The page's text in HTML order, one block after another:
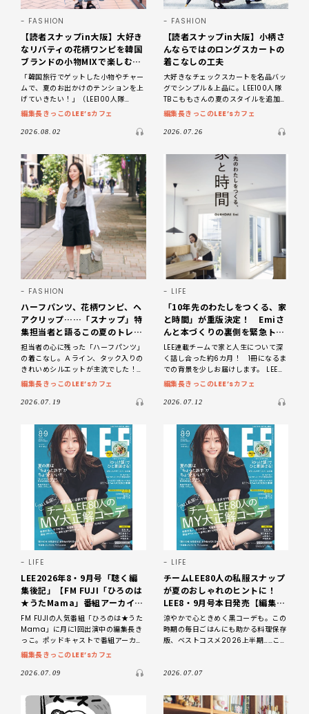
FASHION
【読者スナップin大阪】大好き
なリバティの花柄ワンピを韓国
ブランドの小物MIXで楽しむ
夏！
「韓国旅行でゲットした小物やチャー
ムで、夏のお出かけのテンションを上
げていきたい！」（LEE100人隊
No.047 ケロ子さん） LEE編集長きっ
のあ
編集長きっこのLEE’sカフェ
2026.08.02
FASHION
【読者スナップin大阪】小柄さ
んならではのロングスカートの
着こなしの工夫
大好きなチェックスカートを名品バッ
グでシンプル＆上品に。LEE100人隊
TBこももさんの夏のスタイルを追加取
材！ 何気なく動きのある写真に思わ
ショット。そんな
編集長きっこのLEE’sカフェ
2026.07.26
FASHION
ハーフパンツ、花柄ワンピ、ヘ
アクリップ……「スナップ」特
集担当者と語るこの夏のトレン
ド！
担当者の心に残った「ハーフパンツ」
の着こなし。Ａライン、タック入りの
きれいめシルエットが主流でした！
今夏のトレンドながら、ちょっと二の
「ハーフパンツ」。きれ
編集長きっこのLEE’sカフェ
2026.07.19
LIFE
「10年先のわたしをつくる、家
と時間」が重版決定！ Emiさ
んと本づくりの裏側を緊急トー
ク！
LEE連載チームで家と人生について深
く話し合った約6カ月！ 1冊になるま
での背景を少しお届けします。 LEE編
集長きっこが編集部スタッフととも
ャスト番
編集長きっこのLEE’sカフェ
2026.07.12
LIFE
LEE2026年8・9月号「聴く編
集後記」【FM FUJI「ひろのは
★うたMama」番組アーカイ
ブ】
FM FUJIの人気番組「ひろのは★うた
Mama」に月に1回出演中の編集長き
っこ。ポッドキャストで番組アーカイ
ブを配信中！ FM FUJIで毎週月曜19：
編集長きっこのLEE’sカフェ
2026.07.09
LIFE
チームLEE80人の私服スナップ
が夏のおしゃれのヒントに！
LEE8・9月号本日発売【編集長
が見どころ紹介・2026】
涼やかで心ときめく黒コーデも。この
時期の毎日ごはんにも助かる料理保存
版、ベストコスメ2026上半期……この
よい
2026.07.07